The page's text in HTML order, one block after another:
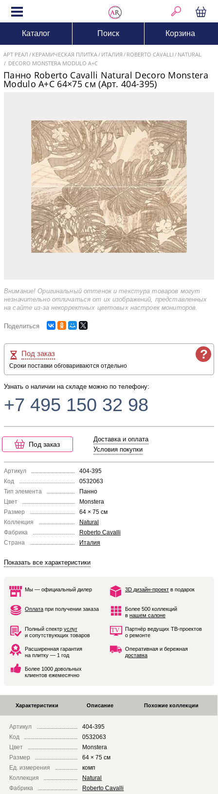
Каталог Поиск Корзина
АРТ РЕАЛ КЕРАМИЧЕСКАЯ ПЛИТКА ИТАЛИЯ ROBERTO CAVALLI
NATURAL
DECORO MONSTERA MODULO A+C
Панно Roberto Cavalli Natural Decoro Monstera
Modulo A+C 64×75 см (Арт. 404-395)
Внимание! Оригинальный оттенок и текстура товаров могут
незначительно отличаться от их изображений, представленных
на сайте из-за некорректных цветовых настроек мониторов.
Поделиться
?
Под заказ
Сроки поставки обговариваются отдельно
Узнать о наличии на складе можно по телефону:
+7 495 150 32 98
Под заказ
Доставка и оплата
Условия покупки
Артикул
404-395
Код
0532063
Тип элемента
Панно
Цвет
Monstera
Размер
64 × 75 см
Коллекция
Natural
Фабрика
Roberto Cavalli
Страна
Италия
Показать все характеристики
Мы — официальный дилер 3D дизайн-проект в подарок
Оплата при получении заказа
Более 500 коллекций
в нашем салоне
Полный спектр услуг
и сопутствующих товаров
Партнёр ведущих ТВ-проектов
о ремонте
Расширенная гарантия
на плитку — 1 год
Оперативная и бережная
доставка
Более 1000 довольных
клиентов ежемесячно
Характеристики Описание Похожие коллекции
Артикул
404-395
Код
0532063
Цвет
Monstera
Размер
64 × 75 см
Ед. измерения
комп
Коллекция
Natural
Фабрика
Roberto Cavalli